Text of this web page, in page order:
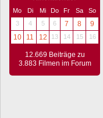
Mo Di Mi Do Fr Sa
So
3
4 5 6 7 8
9
10
11 12 13 14 15 16
12.669 Beiträge zu
3.883 Filmen im Forum